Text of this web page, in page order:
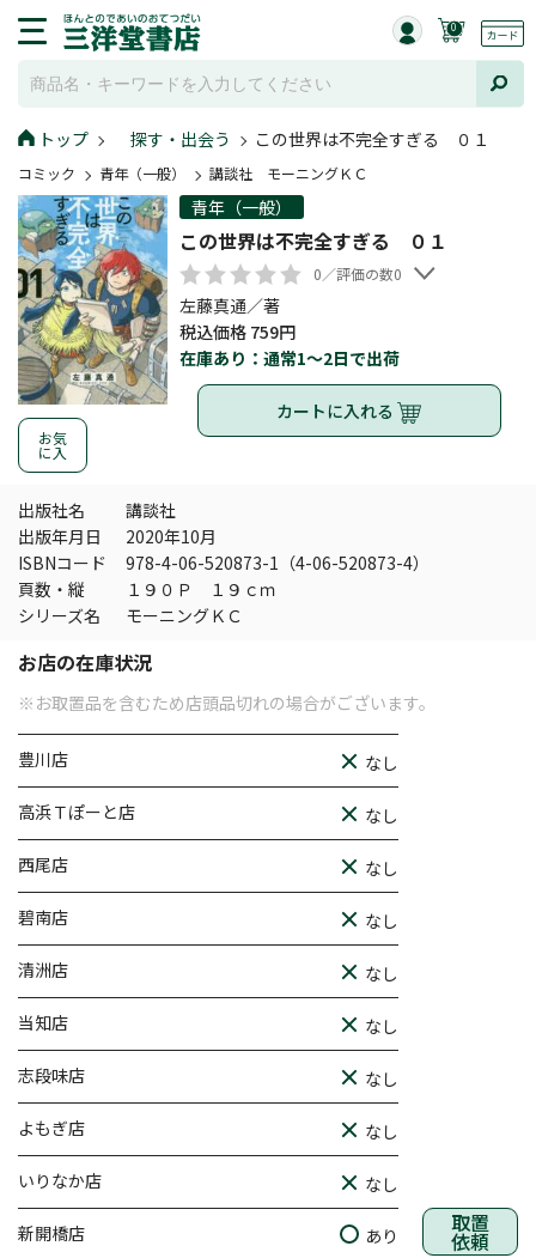
0
トップ 探す・出会う この世界は不完全すぎる ０１
コミック 青年（一般） 講談社 モーニングＫＣ
お気
に入
青年（一般）
この世界は不完全すぎる ０１
0／評価の数0
左藤真通／著
税込価格 759円
在庫あり：通常1～2日で出荷
カートに入れる
出版社名
講談社
出版年月日
2020年10月
ISBNコード
978-4-06-520873-1（4-06-520873-4）
頁数・縦
１９０Ｐ １９ｃｍ
シリーズ名
モーニングＫＣ
お店の在庫状況
※お取置品を含むため店頭品切れの場合がございます。
豊川店 なし
高浜Ｔぽーと店 なし
西尾店 なし
碧南店 なし
清洲店 なし
当知店 なし
志段味店 なし
よもぎ店 なし
いりなか店 なし
新開橋店 あり 取置
依頼